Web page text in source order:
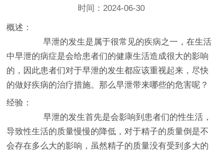
时间：2024-06-30
概述：
早泄的发生是属于很常见的疾病之一，在生活
中早泄的病症是会给患者们的健康生活造成很大的影响
的，因此患者们对于早泄的发生都应该重视起来，尽快
的做好疾病的治疗措施。那么早泄带来哪些的危害呢？
经验：
早泄的发生首先是会影响到患者们的性生活，
导致性生活的质量慢慢的降低，对于精子的质量倒是不
会存在多么大的影响，虽然精子的质量没有受到多大的